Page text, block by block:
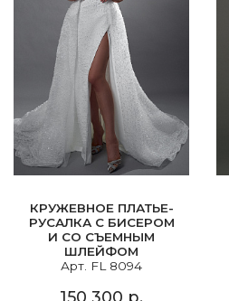
КРУЖЕВНОЕ ПЛАТЬЕ-
РУСАЛКА С БИСЕРОМ
И СО СЪЕМНЫМ
ШЛЕЙФОМ
Арт. FL 8094
150 300 р.